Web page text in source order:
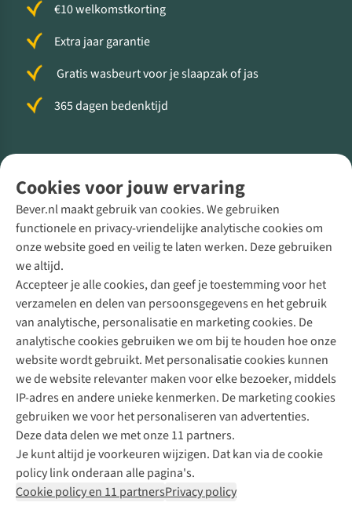
Cookies voor jouw ervaring
Bever.nl maakt gebruik van cookies. We gebruiken
functionele en privacy-vriendelijke analytische cookies om
onze website goed en veilig te laten werken. Deze gebruiken
we altijd.
Accepteer je alle cookies, dan geef je toestemming voor het
verzamelen en delen van persoonsgegevens en het gebruik
van analytische, personalisatie en marketing cookies. De
analytische cookies gebruiken we om bij te houden hoe onze
website wordt gebruikt. Met personalisatie cookies kunnen
we de website relevanter maken voor elke bezoeker, middels
IP-adres en andere unieke kenmerken. De marketing cookies
gebruiken we voor het personaliseren van advertenties.
Deze data delen we met onze 11 partners.
Je kunt altijd je voorkeuren wijzigen. Dat kan via de cookie
policy link onderaan alle pagina's.
Cookie policy en 11 partnersPrivacy policy
€10 welkomstkorting
Extra jaar garantie
Gratis wasbeurt voor je slaapzak of jas
365 dagen bedenktijd
Direct advies van een Buitenexpert
+31 (0)85 888 50 88
+31 6 12 28 49 80
Contactformulier